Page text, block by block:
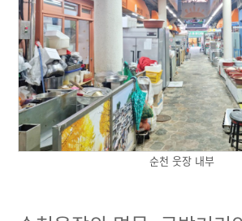
순천 웃장 내부